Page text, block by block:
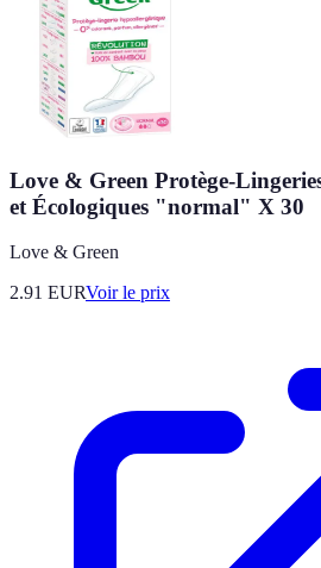
Love & Green Protège-
et Écologiques "normal" X 30
Love & Green
2.91 EURVoir le prix